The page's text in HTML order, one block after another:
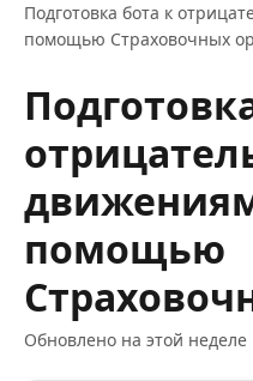
Подготовка бота к
помощью Страховочных
помощью
Обновлено на этой неделе